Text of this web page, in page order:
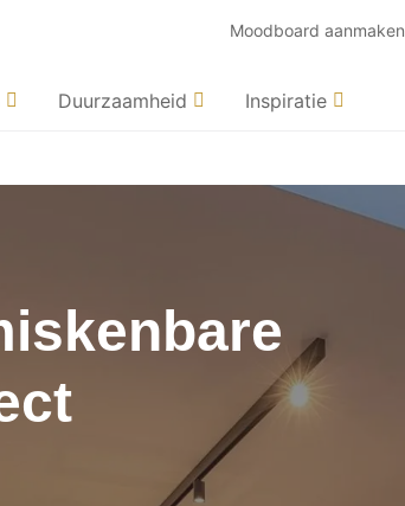
Moodboard aanmaken
Duurzaamheid Inspiratie